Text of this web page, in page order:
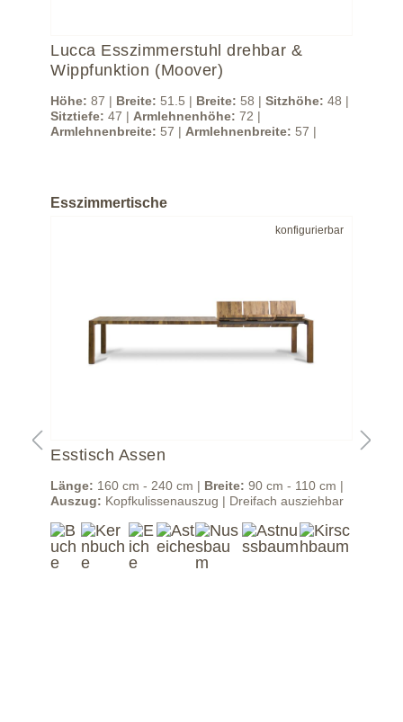
Lucca Esszimmerstuhl drehbar &
Wippfunktion (Moover)
Höhe: 87 | Breite: 51.5 | Breite: 58 | Sitzhöhe: 48 |
Sitztiefe: 47 | Armlehnenhöhe: 72 |
Armlehnenbreite: 57 | Armlehnenbreite: 57 |
Esszimmertische
konfigurierbar
Esstisch Assen
Länge: 160 cm - 240 cm | Breite: 90 cm - 110 cm |
Auszug: Kopfkulissenauszug | Dreifach ausziehbar